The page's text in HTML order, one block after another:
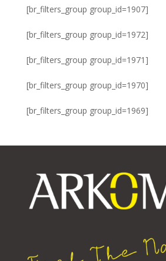
[br_filters_group group_id=1907]
[br_filters_group group_id=1972]
[br_filters_group group_id=1971]
[br_filters_group group_id=1970]
[br_filters_group group_id=1969]